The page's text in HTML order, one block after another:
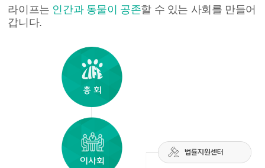
라이프는 인간과 동물이 공존할 수 있는 사회를 만들어
갑니다.